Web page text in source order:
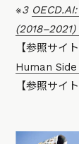
※3
【参照サイト
Human
【参照サイ